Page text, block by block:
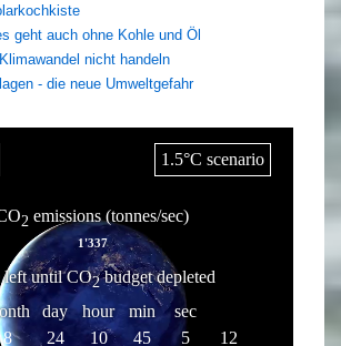
geht auch ohne Kohle und Öl
nicht handeln
- die neue Umweltgefahr